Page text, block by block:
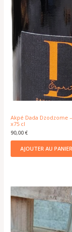
Akpé Dada Dzodzome
x75 cl
90,00€
AJOUTER AU PANIER